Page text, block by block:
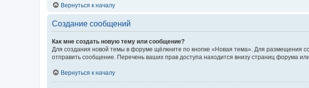
Вернуться к началу
Создание сообщений
Как мне создать новую тему или сообщение?
Для создания новой темы в форуме щёлкните по кнопке «Новая тема». Для размещения
отправить сообщение. Перечень ваших прав доступа находится внизу страниц форума
Вернуться к началу